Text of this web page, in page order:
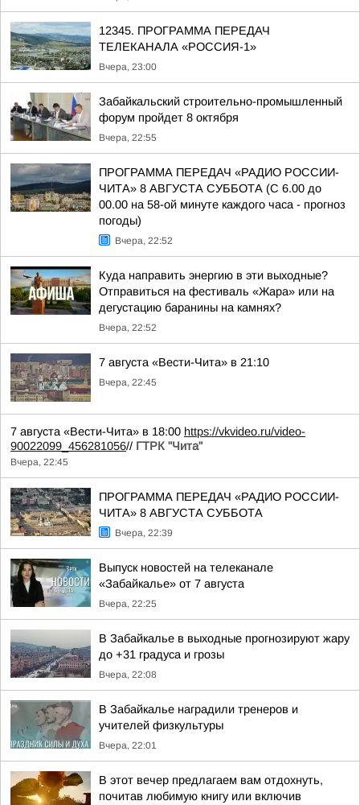
12345. ПРОГРАММА ПЕРЕДАЧ
ТЕЛЕКАНАЛА «РОССИЯ-1»
Вчера, 23:00
Забайкальский строительно-промышленный
форум пройдет 8 октября
Вчера, 22:55
ПРОГРАММА ПЕРЕДАЧ «РАДИО РОССИИ-
ЧИТА» 8 АВГУСТА СУББОТА (С 6.00 до
00.00 на 58-ой минуте каждого часа - прогноз
погоды)
Вчера, 22:52
Куда направить энергию в эти выходные?
Отправиться на фестиваль «Жара» или на
дегустацию баранины на камнях?
Вчера, 22:52
7 августа «Вести-Чита» в 21:10
Вчера, 22:45
7 августа «Вести-Чита» в 18:00 https://vkvideo.ru/video-
90022099_456281056// ГТРК "Чита"
Вчера, 22:45
ПРОГРАММА ПЕРЕДАЧ «РАДИО РОССИИ-
ЧИТА» 8 АВГУСТА СУББОТА
Вчера, 22:39
Выпуск новостей на телеканале
«Забайкалье» от 7 августа
Вчера, 22:25
В Забайкалье в выходные прогнозируют жару
до +31 градуса и грозы
Вчера, 22:08
В Забайкалье наградили тренеров и
учителей физкультуры
Вчера, 22:01
В этот вечер предлагаем вам отдохнуть,
почитав любимую книгу или включив